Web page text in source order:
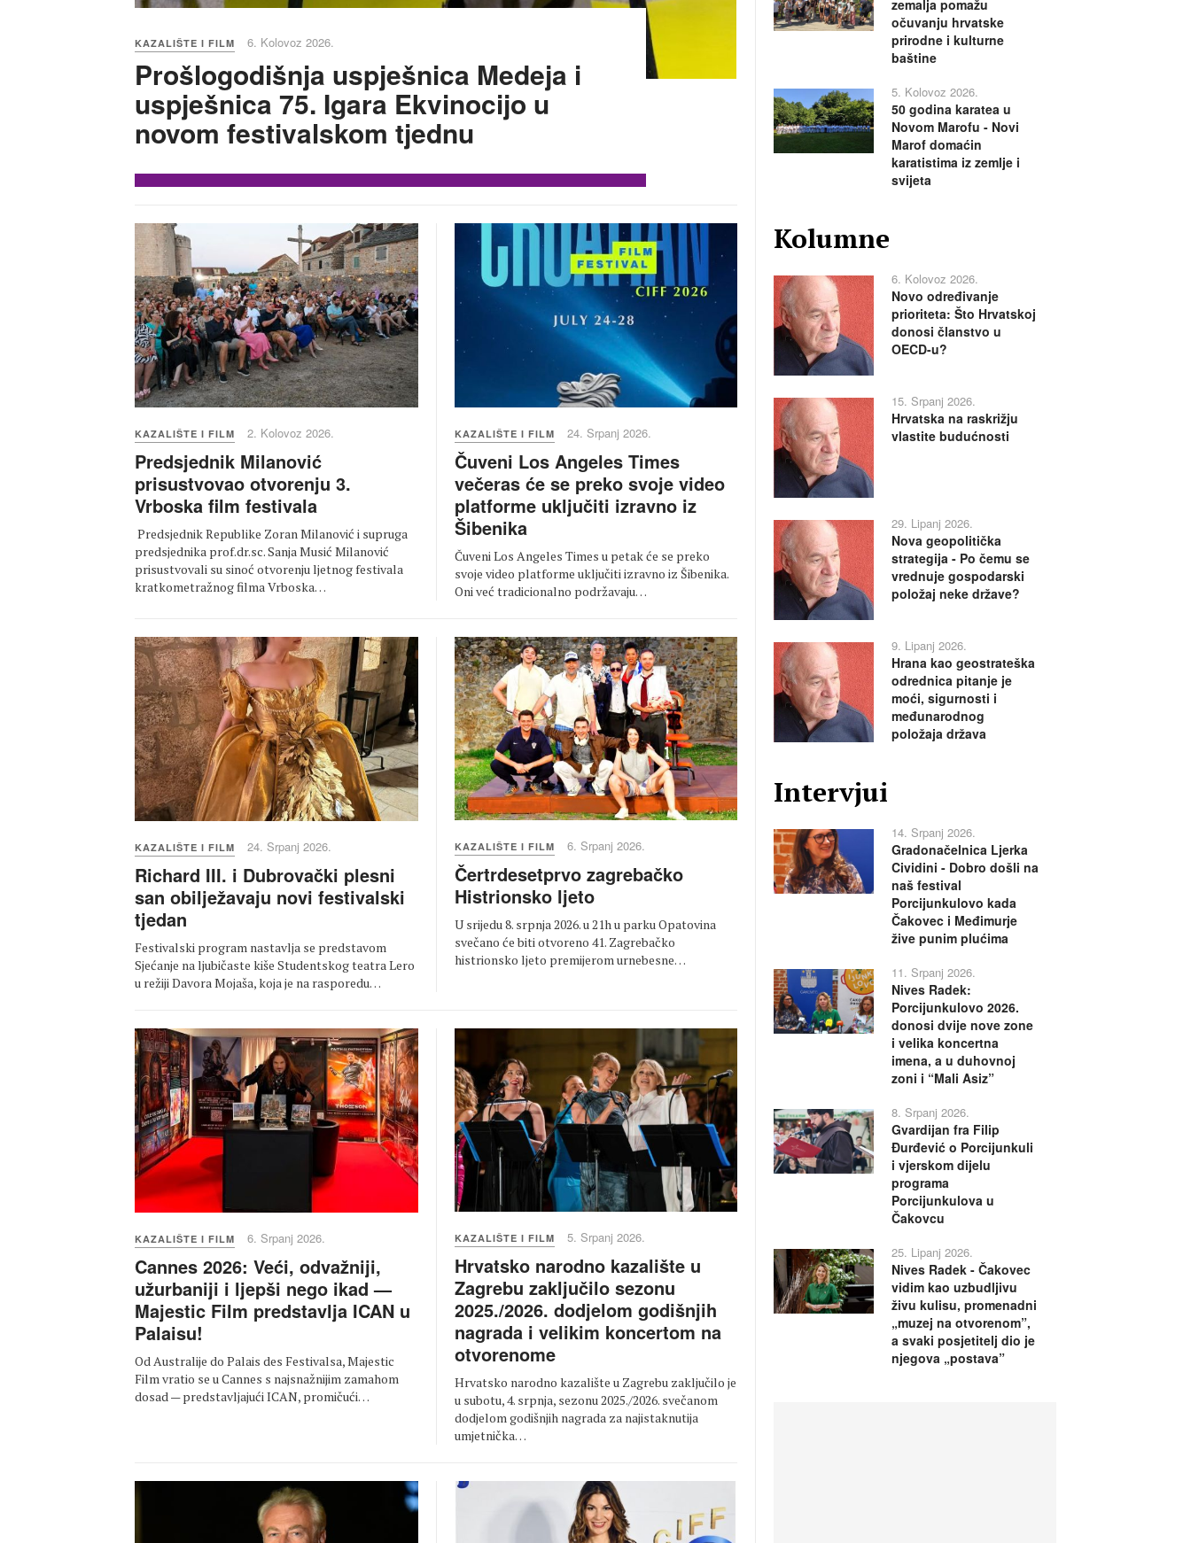
KAZALIŠTE I FILM 6. Kolovoz 2026.
Prošlogodišnja uspješnica Medeja i
uspješnica 75. Igara Ekvinocijo u
novom festivalskom tjednu
KAZALIŠTE I FILM 2. Kolovoz 2026.
Predsjednik Milanović
prisustvovao otvorenju 3.
Vrboska film festivala
Predsjednik Republike Zoran Milanović i supruga
predsjednika prof.dr.sc. Sanja Musić Milanović
prisustvovali su sinoć otvorenju ljetnog festivala
kratkometražnog filma Vrboska…
KAZALIŠTE I FILM 24. Srpanj 2026.
Čuveni Los Angeles Times
večeras će se preko svoje video
platforme uključiti izravno iz
Šibenika
Čuveni Los Angeles Times u petak će se preko
svoje video platforme uključiti izravno iz Šibenika.
Oni već tradicionalno podržavaju…
KAZALIŠTE I FILM 24. Srpanj 2026.
Richard III. i Dubrovački plesni
san obilježavaju novi festivalski
tjedan
Festivalski program nastavlja se predstavom
Sjećanje na ljubičaste kiše Studentskog teatra Lero
u režiji Davora Mojaša, koja je na rasporedu…
KAZALIŠTE I FILM 6. Srpanj 2026.
Čertrdesetprvo zagrebačko
Histrionsko ljeto
U srijedu 8. srpnja 2026. u 21h u parku Opatovina
svečano će biti otvoreno 41. Zagrebačko
histrionsko ljeto premijerom urnebesne…
KAZALIŠTE I FILM 6. Srpanj 2026.
Cannes 2026: Veći, odvažniji,
užurbaniji i ljepši nego ikad —
Majestic Film predstavlja ICAN u
Palaisu!
Od Australije do Palais des Festivalsa, Majestic
Film vratio se u Cannes s najsnažnijim zamahom
dosad — predstavljajući ICAN, promičući…
KAZALIŠTE I FILM 5. Srpanj 2026.
Hrvatsko narodno kazalište u
Zagrebu zaključilo sezonu
2025./2026. dodjelom godišnjih
nagrada i velikim koncertom na
otvorenome
Hrvatsko narodno kazalište u Zagrebu zaključilo je
u subotu, 4. srpnja, sezonu 2025./2026. svečanom
dodjelom godišnjih nagrada za najistaknutija
umjetnička…
zemalja pomažu
očuvanju hrvatske
prirodne i kulturne
baštine
5. Kolovoz 2026.
50 godina karatea u
Novom Marofu - Novi
Marof domaćin
karatistima iz zemlje i
svijeta
Kolumne
6. Kolovoz 2026.
Novo određivanje
prioriteta: Što Hrvatskoj
donosi članstvo u
OECD-u?
15. Srpanj 2026.
Hrvatska na raskrižju
vlastite budućnosti
29. Lipanj 2026.
Nova geopolitička
strategija - Po čemu se
vrednuje gospodarski
položaj neke države?
9. Lipanj 2026.
Hrana kao geostrateška
odrednica pitanje je
moći, sigurnosti i
međunarodnog
položaja država
Intervjui
14. Srpanj 2026.
Gradonačelnica Ljerka
Cividini - Dobro došli na
naš festival
Porcijunkulovo kada
Čakovec i Međimurje
žive punim plućima
11. Srpanj 2026.
Nives Radek:
Porcijunkulovo 2026.
donosi dvije nove zone
i velika koncertna
imena, a u duhovnoj
zoni i “Mali Asiz”
8. Srpanj 2026.
Gvardijan fra Filip
Đurđević o Porcijunkuli
i vjerskom dijelu
programa
Porcijunkulova u
Čakovcu
25. Lipanj 2026.
Nives Radek - Čakovec
vidim kao uzbudljivu
živu kulisu, promenadni
„muzej na otvorenom”,
a svaki posjetitelj dio je
njegova „postava”